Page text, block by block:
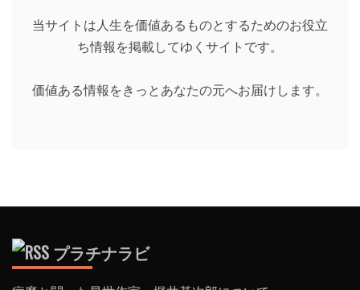
当サイトは人生を価値あるものとするためのお役立
ち情報を掲載してゆくサイトです。
価値ある情報をきっとあなたの元へお届けします。
プラチナラビ